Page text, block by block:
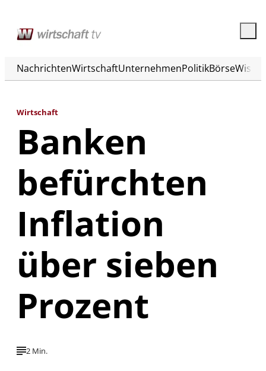
NachrichtenWirtschaftUnternehmenPolitikBörse
Wirtschaft
Banken
befürchten
Inflation
über sieben
Prozent
2 Min.